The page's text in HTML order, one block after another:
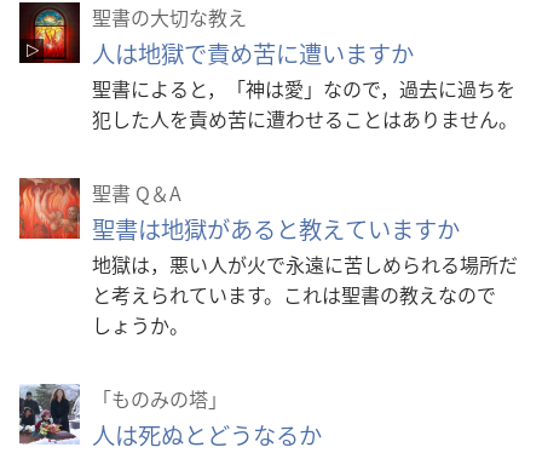
聖書の大切な教え
人は地獄で責め苦に遭いますか
聖書によると，「神は愛」なので，過去に過ちを
犯した人を責め苦に遭わせることはありません。
聖書 Q＆A
聖書は地獄があると教えていますか
地獄は，悪い人が火で永遠に苦しめられる場所だ
と考えられています。これは聖書の教えなので
しょうか。
「ものみの塔」
人は死ぬとどうなるか